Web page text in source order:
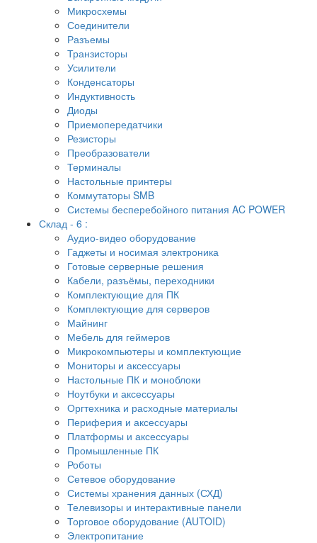
Микросхемы
Соединители
Разъемы
Транзисторы
Усилители
Конденсаторы
Индуктивность
Диоды
Приемопередатчики
Резисторы
Преобразователи
Терминалы
Настольные принтеры
Коммутаторы SMB
Системы бесперебойного питания AC POWER
Склад - 6 :
Аудио-видео оборудование
Гаджеты и носимая электроника
Готовые серверные решения
Кабели, разъёмы, переходники
Комплектующие для ПК
Комплектующие для серверов
Майнинг
Мебель для геймеров
Микрокомпьютеры и комплектующие
Мониторы и аксессуары
Настольные ПК и моноблоки
Ноутбуки и аксессуары
Оргтехника и расходные материалы
Периферия и аксессуары
Платформы и аксессуары
Промышленные ПК
Роботы
Сетевое оборудование
Системы хранения данных (СХД)
Телевизоры и интерактивные панели
Торговое оборудование (AUTOID)
Электропитание